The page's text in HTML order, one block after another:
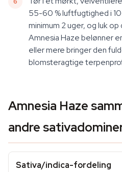
55-60 % luftfugtighed i
minimum 2 uger, og luk
Amnesia Haze belønner
eller mere bringer den
blomsteragtige
Amnesia Haze
andre
Sativa/indica-fordeling